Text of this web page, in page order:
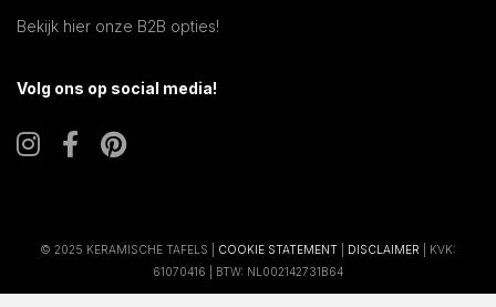
Bekijk hier onze B2B opties!
Volg ons op social media!
© 2025 KERAMISCHE TAFELS | COOKIE STATEMENT DISCLAIMER | KVK:
61070416 | BTW: NL002142731B64